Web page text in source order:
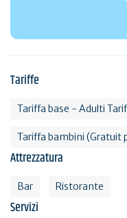
Tariffe
Tariffa base - Adulti
Tariffa bambini (Gratuit
Attrezzatura
Bar Ristorante
Servizi